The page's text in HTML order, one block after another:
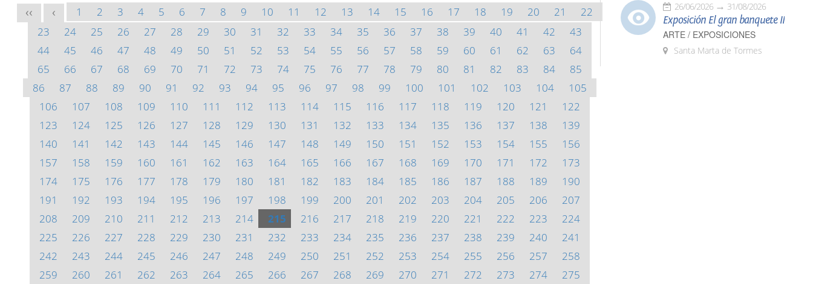
<< < 1 2 3 4 5 6 7 8 9 10 11 12 13 14 15 16 17 18 19 20 21
22
23
24 25 26 27 28 29 30 31 32 33 34 35 36 37 38 39 40 41 42
43
44
45 46 47 48 49 50 51 52 53 54 55 56 57 58 59 60 61 62 63
64
65
66 67 68 69 70 71 72 73 74 75 76 77 78 79 80 81 82 83 84
85
86
87 88 89 90 91 92 93 94 95 96 97 98 99 100 101 102 103 104
105
106
107 108 109 110 111 112 113 114 115 116 117 118 119 120 121
122
123
124 125 126 127 128 129 130 131 132 133 134 135 136 137 138
139
140
141 142 143 144 145 146 147 148 149 150 151 152 153 154 155
156
157
158 159 160 161 162 163 164 165 166 167 168 169 170 171 172
173
174
175 176 177 178 179 180 181 182 183 184 185 186 187 188 189
190
191
192 193 194 195 196 197 198 199 200 201 202 203 204 205 206
207
208
209 210 211 212 213 214 215 216 217 218 219 220 221 222 223
224
225
226 227 228 229 230 231 232 233 234 235 236 237 238 239 240
241
242
243 244 245 246 247 248 249 250 251 252 253 254 255 256 257
258
259
260 261 262 263 264 265 266 267 268 269 270 271 272 273 274 275
26/06/2026 31/08/2026
Exposición El gran banquete II
ARTE / EXPOSICIONES
Santa Marta de Tormes